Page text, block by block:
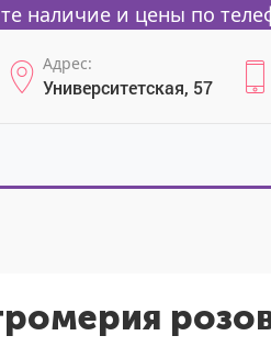
наличие и цены по
Адрес:
Университетская, 57